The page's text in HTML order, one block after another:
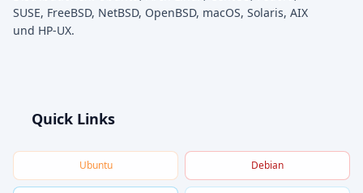
SUSE, FreeBSD, NetBSD, OpenBSD, macOS, Solaris, AIX
und HP-UX.
Quick Links
Ubuntu Debian